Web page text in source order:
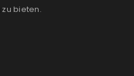
zu bieten.